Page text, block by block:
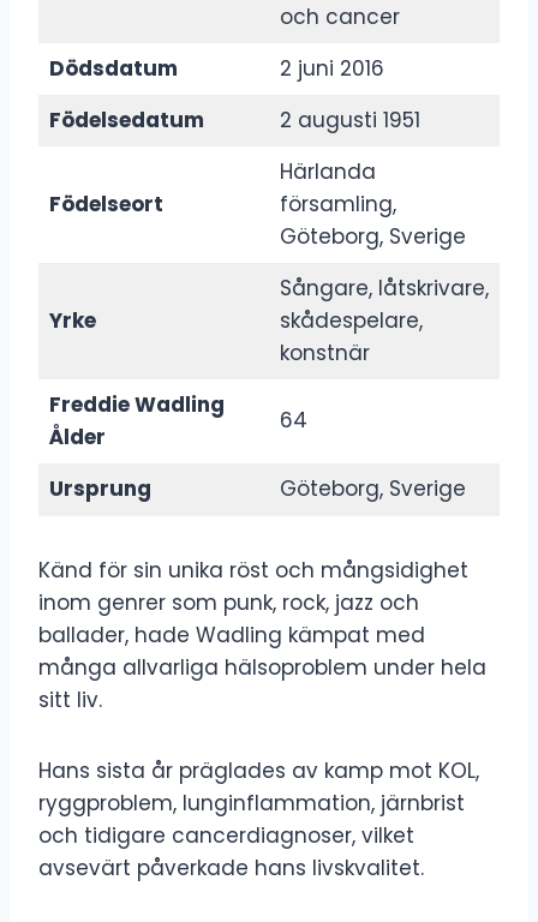
och cancer
Dödsdatum
2 juni 2016
Födelsedatum
2 augusti 1951
Födelseort
Härlanda
församling,
Göteborg, Sverige
Yrke
Sångare, låtskrivare,
skådespelare,
konstnär
Freddie Wadling
Ålder
64
Ursprung Göteborg, Sverige
Känd för sin unika röst och mångsidighet
inom genrer som punk, rock, jazz och
ballader, hade Wadling kämpat med
många allvarliga hälsoproblem under hela
sitt liv.
Hans sista år präglades av kamp mot KOL,
ryggproblem, lunginflammation, järnbrist
och tidigare cancerdiagnoser, vilket
avsevärt påverkade hans livskvalitet.